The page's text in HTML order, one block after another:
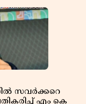
സവർക്കറെ
എം കെ